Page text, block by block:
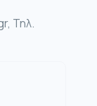
Τηλ.